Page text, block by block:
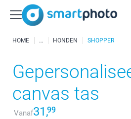
HOME HONDEN SHOPPER
canvas tas
Vanaf31,99